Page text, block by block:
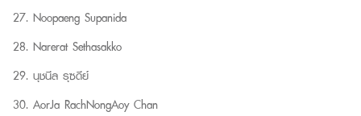
Noopaeng Supanida
Narerat Sethasakko
นุชนีล รุซดีย์
AorJa RachNongAoy Chan